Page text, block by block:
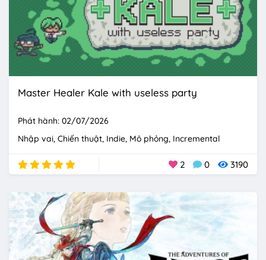
Master Healer Kale with useless party
Phát hành: 02/07/2026
Nhập vai Chiến thuật Indie Mô phỏng Incremental
2 0 3190